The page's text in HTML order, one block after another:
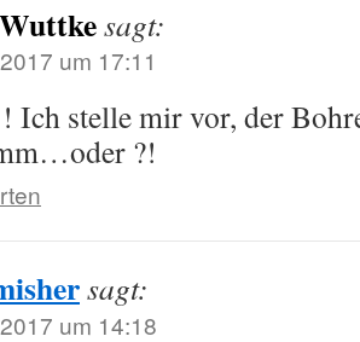
sagt:
um 17:11
Ich stelle mir vor, der
?!
sagt:
um 14:18